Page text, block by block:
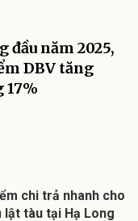
đầu năm 2025,
DBV tăng
17%
chi trả nhanh cho
tàu tại Hạ Long